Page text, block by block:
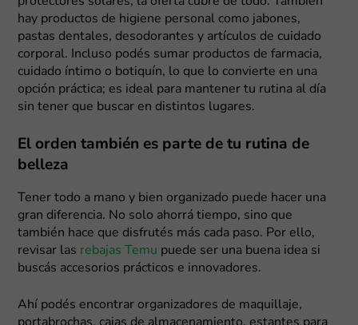
hay productos de higiene personal como jabones,
pastas dentales, desodorantes y artículos de cuidado
corporal. Incluso podés sumar productos de farmacia,
cuidado íntimo o botiquín, lo que lo convierte en una
opción práctica; es ideal para mantener tu rutina al día
sin tener que buscar en distintos lugares.
El orden también es parte de tu rutina de
belleza
Tener todo a mano y bien organizado puede hacer una
gran diferencia. No solo ahorrá tiempo, sino que
también hace que disfrutés más cada paso. Por ello,
revisar las rebajas Temu puede ser una buena idea si
buscás accesorios prácticos e innovadores.
Ahí podés encontrar organizadores de maquillaje,
portabrochas, cajas de almacenamiento, estantes para